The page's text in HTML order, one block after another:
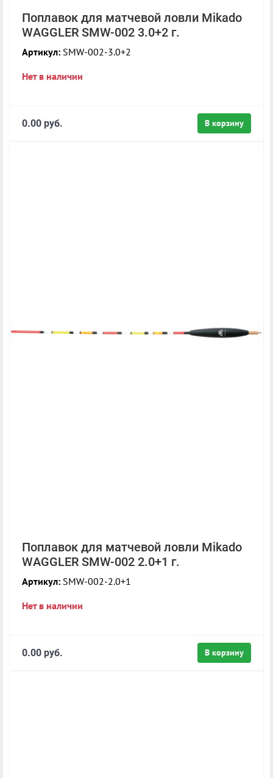
Поплавок для матчевой ловли Mikado
WAGGLER SMW-002 3.0+2 г.
Артикул: SMW-002-3.0+2
Нет в наличии
В корзину
0.00 руб.
Поплавок для матчевой ловли Mikado
WAGGLER SMW-002 2.0+1 г.
Артикул: SMW-002-2.0+1
Нет в наличии
В корзину
0.00 руб.